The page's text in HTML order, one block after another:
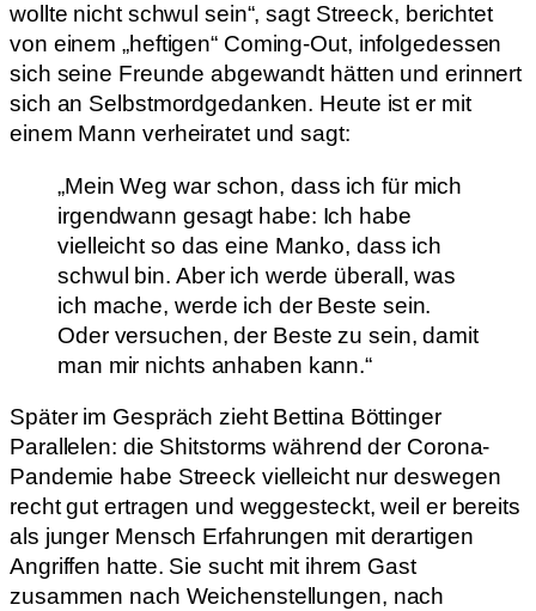
wollte nicht schwul sein“, sagt Streeck, berichtet
von einem „heftigen“ Coming-Out, infolgedessen
sich seine Freunde abgewandt hätten und erinnert
sich an Selbstmordgedanken. Heute ist er mit
einem Mann verheiratet und sagt:
„Mein Weg war schon, dass ich für mich
irgendwann gesagt habe: Ich habe
vielleicht so das eine Manko, dass ich
schwul bin. Aber ich werde überall, was
ich mache, werde ich der Beste sein.
Oder versuchen, der Beste zu sein, damit
man mir nichts anhaben kann.“
Später im Gespräch zieht Bettina Böttinger
Parallelen: die Shitstorms während der Corona-
Pandemie habe Streeck vielleicht nur deswegen
recht gut ertragen und weggesteckt, weil er bereits
als junger Mensch Erfahrungen mit derartigen
Angriffen hatte. Sie sucht mit ihrem Gast
zusammen nach Weichenstellungen, nach